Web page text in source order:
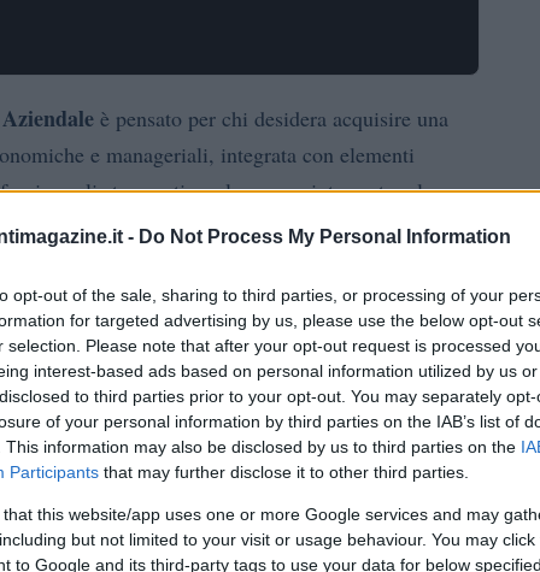
- Do Not Process My Personal Information
opt-out of the sale, sharing to third parties, or processing of your
for targeted advertising by us, please use the below opt-out
selection. Please note that after your opt-out request is processed
interest-based ads based on personal information utilized by us
to third parties prior to your opt-out. You may separately
of your personal information by third parties on the IAB’s list of
This information may also be disclosed by us to third parties on the
Participants that may further disclose it to other third parties.
that this website/app uses one or more Google services and may
but not limited to your visit or usage behaviour. You may
to Google and its third-party tags to use your data for below
è pensato per chi desidera acquisire una
e manageriali, integrata con elementi
gli strumenti per leggere e interpretare la
analitiche, offrendo al contempo margini di
di conoscenze, arricchito da tre distinticurricula
consulenza direzionale, imprese digitali e
il percorso formativo ci sono opportunità
mobilità per esperienze all’estero.
offerti
che copre le principali aree funzionali